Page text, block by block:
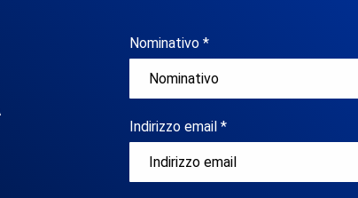
Nominativo *
Indirizzo email *